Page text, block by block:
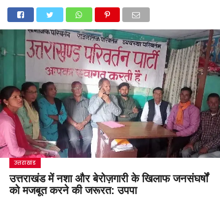
उत्तराखंड
उत्तराखंड में नशा और बेरोज़गारी के खिलाफ जनसंघर्षों
को मजबूत करने की जरूरत: उपपा